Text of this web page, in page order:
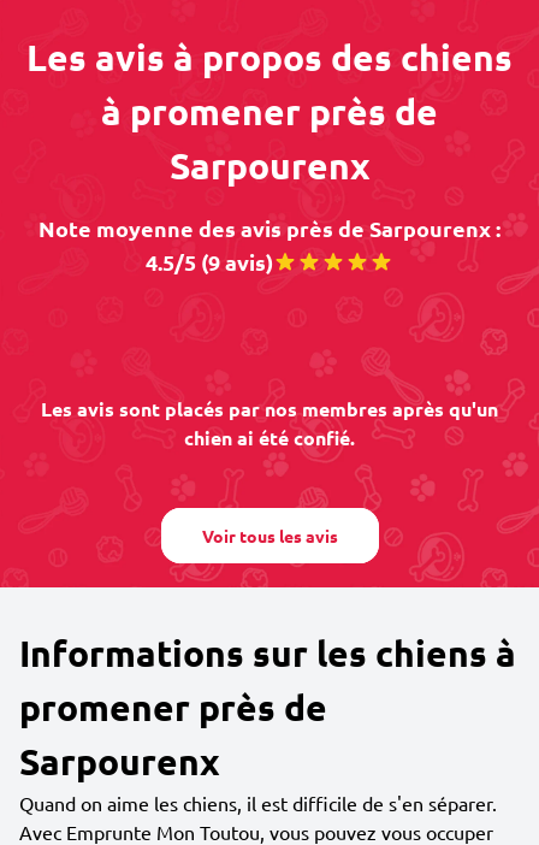
Les avis à propos des chiens
à promener près de
Sarpourenx
Note moyenne des avis près de Sarpourenx :
4.5/5 (9 avis)
Les avis sont placés par nos membres après qu'un
chien ai été confié.
Voir tous les avis
Informations sur les chiens à
promener près de
Sarpourenx
Quand on aime les chiens, il est difficile de s'en séparer.
Avec Emprunte Mon Toutou, vous pouvez vous occuper